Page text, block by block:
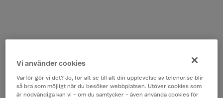
Vi använder cookies
Varför gör vi det? Jo, för att se till att din upplevelse av telenor.se blir
så bra som möjligt när du besöker webbplatsen. Utöver cookies som
är nödvändiga kan vi – om du samtycker – även använda cookies för